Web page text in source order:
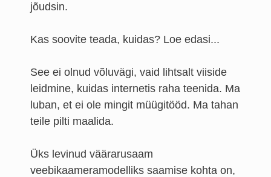
jõudsin.
Kas soovite teada, kuidas? Loe edasi...
See ei olnud võluvägi, vaid lihtsalt viiside
leidmine, kuidas internetis raha teenida. Ma
luban, et ei ole mingit müügitööd. Ma tahan
teile pilti maalida.
Üks levinud väärarusaam
veebikaameramodelliks saamise kohta on,